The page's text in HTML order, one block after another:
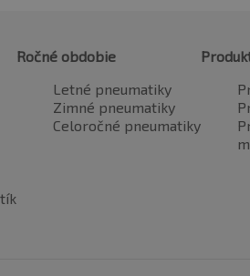
Ročné obdobie
Letné pneumatiky
Zimné pneumatiky
Celoročné pneumatiky